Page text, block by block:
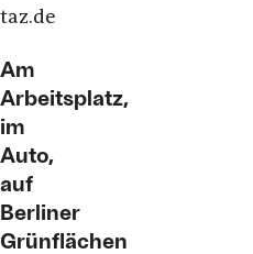
taz.de
Am
Arbeitsplatz,
im
Auto,
auf
Berliner
Grünflächen